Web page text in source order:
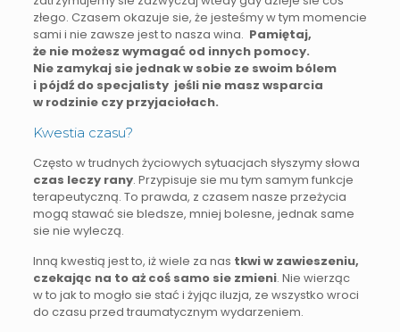
złego. Czasem okazuje sie, że jesteśmy w tym momencie
sami i nie zawsze jest to nasza wina. Pamiętaj,
że nie możesz wymagać od innych pomocy.
Nie zamykaj sie jednak w sobie ze swoim bólem
i pójdź do specjalisty jeśli nie masz wsparcia
w rodzinie czy przyjaciołach.
Kwestia czasu?
Często w trudnych życiowych sytuacjach słyszymy słowa
czas leczy rany. Przypisuje sie mu tym samym funkcje
terapeutyczną. To prawda, z czasem nasze przeżycia
mogą stawać sie bledsze, mniej bolesne, jednak same
sie nie wyleczą.
Inną kwestią jest to, iż wiele za nas tkwi w zawieszeniu,
czekając na to aż coś samo sie zmieni. Nie wierząc
w to jak to mogło sie stać i żyjąc iluzja, ze wszystko wroci
do czasu przed traumatycznym wydarzeniem.